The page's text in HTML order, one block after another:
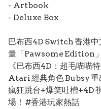
- Artbook
- Deluxe Box
巴布西4D Switch 香港中
量「Pawsome Edition
《巴布西4D：超毛喵喵
Atari 經典角色 Bubsy 重
瘋狂跳台+爆笑吐槽+4D
場！ #香港玩家熱話